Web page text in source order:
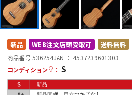
DTM オンライン納品
配信/ライブ機器
中古
新品 WEB注文店頭受取可 送料無料
商品番号 536254JAN ： 4537239601303
コンディション
： S